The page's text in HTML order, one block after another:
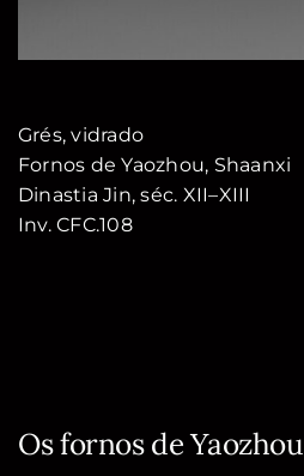
Grés, vidrado
Fornos de Yaozhou, Shaanxi
Dinastia Jin, séc. XII–XIII
Inv. CFC.108
Os fornos de Yaozhou